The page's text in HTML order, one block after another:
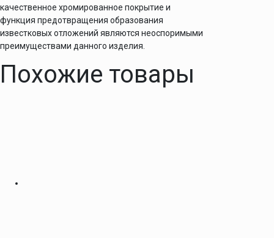
качественное хромированное покрытие и
функция предотвращения образования
известковых отложений являются неоспоримыми
преимуществами данного изделия.
Похожие товары